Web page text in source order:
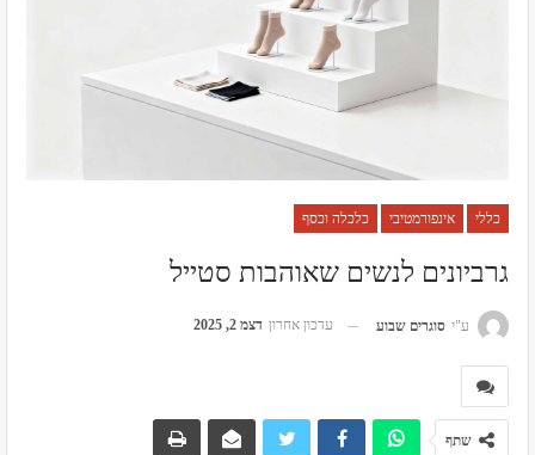
כללי אינפורמטיבי כלכלה וכסף
גרביונים לנשים שאוהבות סטייל
ע"י סוגרים שבוע עדכון אחרון דצמ 2, 2025
שתף